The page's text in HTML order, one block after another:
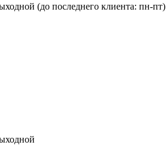
(до последнего клиента: пн-пт)